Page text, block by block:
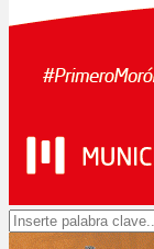
Search
for: